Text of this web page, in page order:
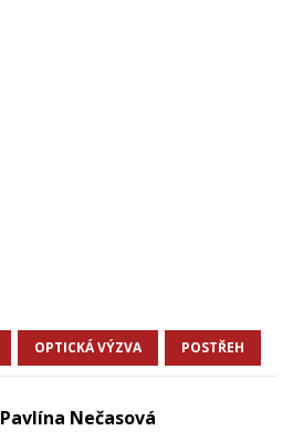
OPTICKÁ VÝZVA POSTŘEH
Pavlína Nečasová